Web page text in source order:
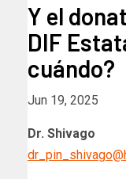
Y el
DIF
cuándo?
Jun 19, 2025
Dr. Shivago